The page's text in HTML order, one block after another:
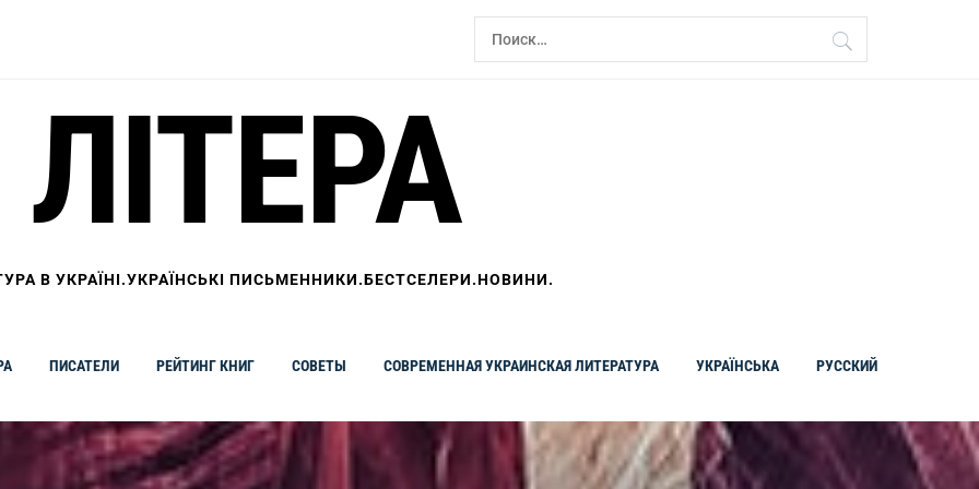
Найти:
ЛІТЕРА
В УКРАЇНІ.УКРАЇНСЬКІ ПИСЬМЕННИКИ.БЕСТСЕЛЕРИ.НОВИНИ.
ПИСАТЕЛИ РЕЙТИНГ КНИГ СОВЕТЫ СОВРЕМЕННАЯ УКРАИНСКАЯ ЛИТЕРАТУРА УКРАЇНСЬКА РУССКИЙ